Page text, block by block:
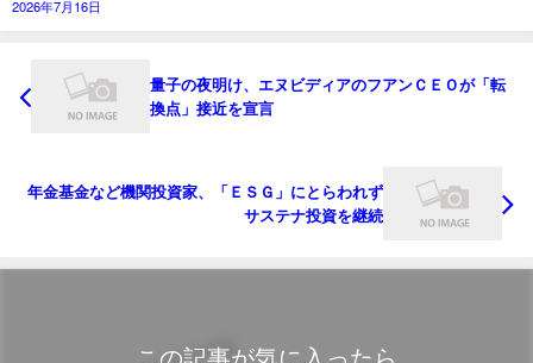
2026年7月16日
量子の夜明け、エヌビディアのフアンＣＥＯが「転
換点」接近を宣言
年金基金など機関投資家、「ＥＳＧ」にとらわれず
サステナ投資を継続
この記事が気に入ったら